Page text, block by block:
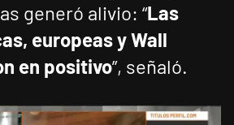
generó alivio: “Las
europeas y Wall
en positivo”, señaló.